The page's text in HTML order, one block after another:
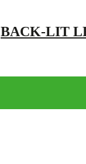
BACK-LIT